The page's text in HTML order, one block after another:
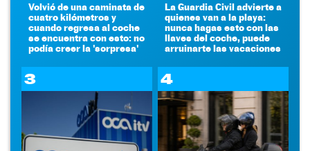
Volvió de una caminata de
cuatro kilómetros y
cuando regresa al coche
se encuentra con esto: no
podía creer la 'sorpresa'
La Guardia Civil advierte a
quienes van a la playa:
nunca hagas esto con las
llaves del coche, puede
arruinarte las vacaciones
3 4